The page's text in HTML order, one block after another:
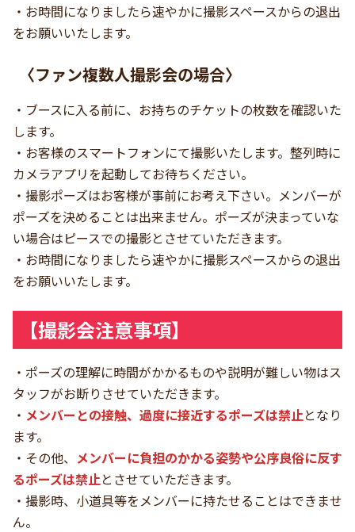
・お時間になりましたら速やかに撮影スペースからの退出
をお願いいたします。
〈ファン複数人撮影会の場合〉
・ブースに入る前に、お持ちのチケットの枚数を確認いた
します。
・お客様のスマートフォンにて撮影いたします。整列時に
カメラアプリを起動してお待ちください。
・撮影ポーズはお客様が事前にお考え下さい。メンバーが
ポーズを決めることは出来ません。ポーズが決まっていな
い場合はピースでの撮影とさせていただきます。
・お時間になりましたら速やかに撮影スペースからの退出
をお願いいたします。
【撮影会注意事項】
・ポーズの理解に時間がかかるものや説明が難しい物はス
タッフがお断りさせていただきます。
・ メンバーとの接触、過度に接近するポーズは禁止となり
ます。
・その他、 メンバーに負担のかかる姿勢や公序良俗に反す
るポーズは禁止とさせていただきます。
・撮影時、小道具等をメンバーに持たせることはできませ
ん。